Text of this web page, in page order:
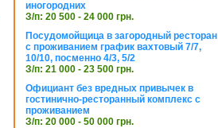
иногородних
З/п: 20 500 - 24 000 грн.
Посудомойщица в загородный ресторан
с проживанием график вахтовый 7/7,
10/10, посменно 4/3, 5/2
З/п: 21 000 - 23 500 грн.
Официант без вредных привычек в
гостинично-ресторанный комплекс с
проживанием
З/п: 20 000 - 50 000 грн.